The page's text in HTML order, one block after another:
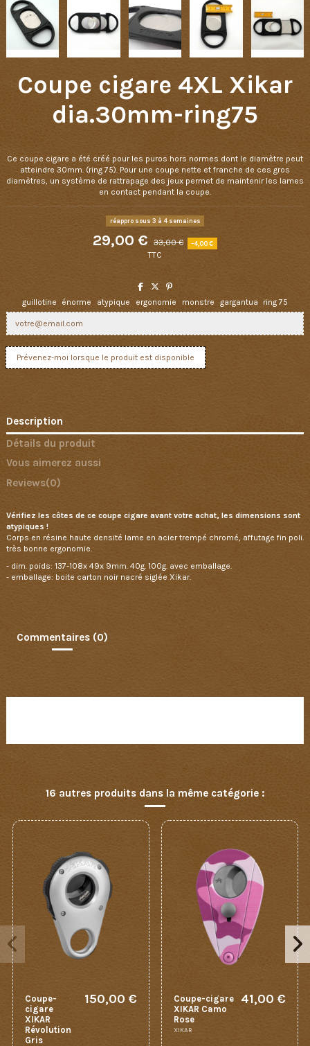
Coupe cigare 4XL Xikar
dia.30mm-ring75
Ce coupe cigare a été créé pour les puros hors normes dont le diamètre peut
atteindre 30mm. (ring 75). Pour une coupe nette et franche de ces gros
diamètres, un système de rattrapage des jeux permet de maintenir les lames
en contact pendant la coupe.
réappro sous 3 à 4 semaines
29,00 € 33,00 € -4,00 €
TTC
guillotine énorme atypique ergonomie monstre gargantua ring 75
Description
Détails du produit
Vous aimerez aussi
Reviews(0)
Vérifiez les côtes de ce coupe cigare avant votre achat, les dimensions sont
atypiques !
Corps en résine haute densité lame en acier trempé chromé, affutage fin poli.
très bonne ergonomie.
- dim. poids: 137-108x 49x 9mm. 40g. 100g. avec emballage.
- emballage: boite carton noir nacré siglée Xikar.
Commentaires (0)
16 autres produits dans la même catégorie :
Coupe-
cigare
XIKAR
Révolution
Gris
150,00 €
Coupe-cigare
XIKAR Camo
Rose
XIKAR
41,00 €